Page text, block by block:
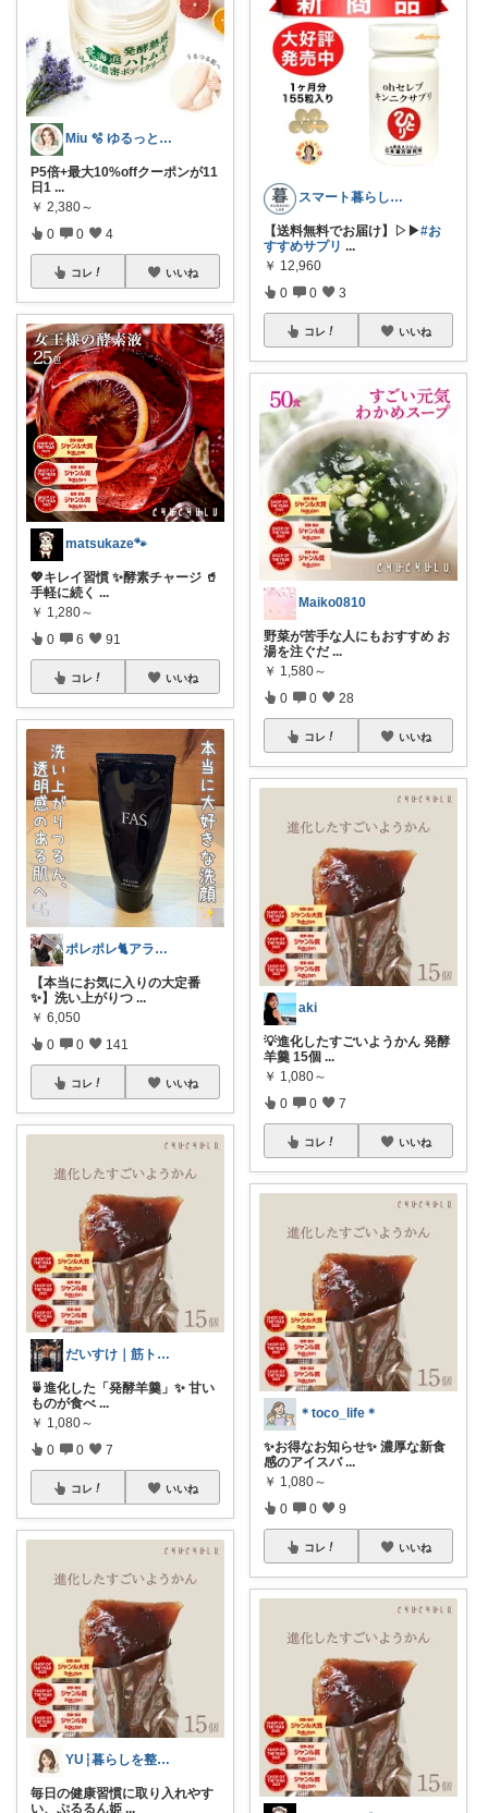
Miu 🫧 ゆるっと自分磨き。
P5倍+最大10%offクーポンが11
日1 ...
￥ 2,380～
0 0 4
コレ いいね
matsukaze🐾
💖キレイ習慣 ✨酵素チャージ 🥤
手軽に続く ...
￥ 1,280～
0 6 91
コレ いいね
ポレポレ🐈アラフィフの可愛い図鑑
【本当にお気に入りの大定番
✨】洗い上がりつ ...
￥ 6,050
0 0 141
コレ いいね
だいすけ｜筋トレ×健康食✕バイクROOM
🍵進化した「発酵羊羹」✨ 甘い
ものが食べ ...
￥ 1,080～
0 0 7
コレ いいね
YU┆暮らしを整えるもの
毎日の健康習慣に取り入れやす
い、ぷるるん姫 ...
スマート暮らしラボ
【送料無料でお届け】▷▶︎#お
すすめサプリ ...
￥ 12,960
0 0 3
コレ いいね
Maiko0810
野菜が苦手な人にもおすすめ お
湯を注ぐだ ...
￥ 1,580～
0 0 28
コレ いいね
aki
💡進化したすごいようかん 発酵
羊羹 15個 ...
￥ 1,080～
0 0 7
コレ いいね
＊toco_life＊
✨お得なお知らせ✨ 濃厚な新食
感のアイスバ ...
￥ 1,080～
0 0 9
コレ いいね